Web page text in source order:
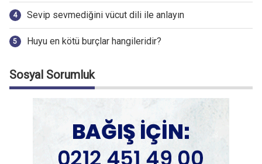
Sevip sevmediğini vücut dili ile anlayın
Huyu en kötü burçlar hangileridir?
Sosyal Sorumluk